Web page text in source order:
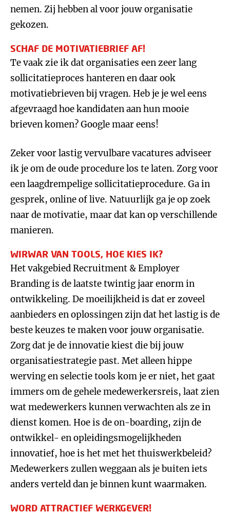
nemen. Zij hebben al voor jouw organisatie
gekozen.
SCHAF DE MOTIVATIEBRIEF AF!
Te vaak zie ik dat organisaties een zeer lang
sollicitatieproces hanteren en daar ook
motivatiebrieven bij vragen. Heb je je wel eens
afgevraagd hoe kandidaten aan hun mooie
brieven komen? Google maar eens!
Zeker voor lastig vervulbare vacatures adviseer
ik je om de oude procedure los te laten. Zorg voor
een laagdrempelige sollicitatieprocedure. Ga in
gesprek, online of live. Natuurlijk ga je op zoek
naar de motivatie, maar dat kan op verschillende
manieren.
WIRWAR VAN TOOLS, HOE KIES IK?
Het vakgebied Recruitment & Employer
Branding is de laatste twintig jaar enorm in
ontwikkeling. De moeilijkheid is dat er zoveel
aanbieders en oplossingen zijn dat het lastig is de
beste keuzes te maken voor jouw organisatie.
Zorg dat je de innovatie kiest die bij jouw
organisatiestrategie past. Met alleen hippe
werving en selectie tools kom je er niet, het gaat
immers om de gehele medewerkersreis, laat zien
wat medewerkers kunnen verwachten als ze in
dienst komen. Hoe is de on-boarding, zijn de
ontwikkel- en opleidingsmogelijkheden
innovatief, hoe is het met het thuiswerkbeleid?
Medewerkers zullen weggaan als je buiten iets
anders verteld dan je binnen kunt waarmaken.
WORD ATTRACTIEF WERKGEVER!